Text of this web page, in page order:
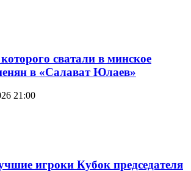
сватали в минское
в «Салават Юлаев»
21:00
игроки Кубок председателя